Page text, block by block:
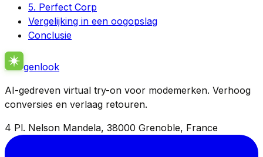
5. Perfect Corp
Vergelijking in een oogopslag
Conclusie
genlook
AI-gedreven virtual try-on voor modemerken. Verhoog
conversies en verlaag retouren.
4 Pl. Nelson Mandela, 38000 Grenoble, France